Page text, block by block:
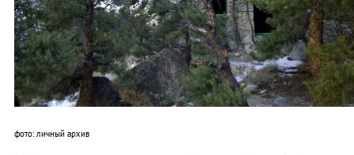
фото: личный архив